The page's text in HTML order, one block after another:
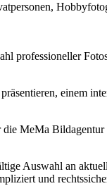
professioneller
einem
MeMa
Auswahl an
und